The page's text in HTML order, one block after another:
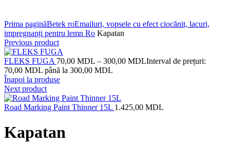
Prima paginăBetek roEmailuri, vopsele cu efect ciocănit, lacuri,
impregnanți pentru lemn Ro Kapatan
Previous product
FLEKS FUGA 70,00 MDL – 300,00 MDLInterval de prețuri:
70,00 MDL până la 300,00 MDL
Înapoi la produse
Next product
Road Marking Paint Thinner 15L 1.425,00 MDL
Kapatan